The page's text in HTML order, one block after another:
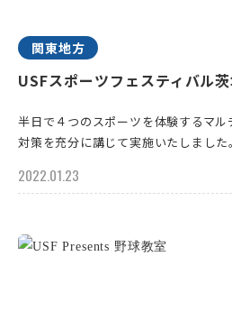
関東地方
USFスポーツフェスティバル
半日で４つのスポーツを体験するマ
対策を充分に講じて実施いたしました。
2022.01.23